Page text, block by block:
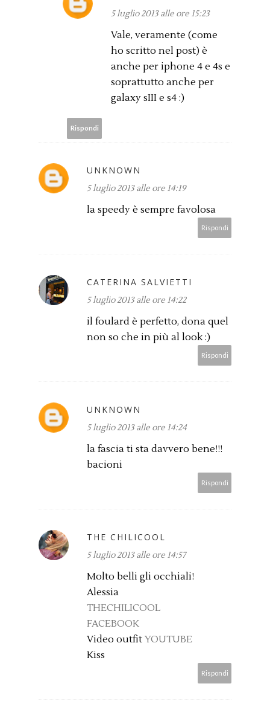
5 luglio 2013 alle ore 15:23
Vale, veramente (come
ho scritto nel post) è
anche per iphone 4 e 4s e
soprattutto anche per
galaxy sIII e s4 :)
Rispondi
UNKNOWN
5 luglio 2013 alle ore 14:19
la speedy è sempre favolosa
Rispondi
CATERINA SALVIETTI
5 luglio 2013 alle ore 14:22
il foulard è perfetto, dona quel
non so che in più al look :)
Rispondi
UNKNOWN
5 luglio 2013 alle ore 14:24
la fascia ti sta davvero bene!!!
bacioni
Rispondi
THE CHILICOOL
5 luglio 2013 alle ore 14:57
Molto belli gli occhiali!
Alessia
THECHILICOOL
FACEBOOK
Video outfit YOUTUBE
Kiss
Rispondi